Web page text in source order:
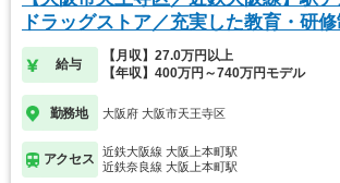
ドラッグストア／充実した教育・研
給与
【月収】27.0万円以上
【年収】400万円～740万円モデル
勤務地 大阪府 大阪市天王寺区
アクセス
近鉄大阪線 大阪上本町駅
近鉄奈良線 大阪上本町駅